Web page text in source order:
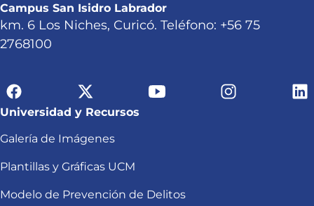
Campus San Isidro Labrador
km. 6 Los Niches, Curicó. Teléfono: +56 75
2768100
Universidad y Recursos
Galería de Imágenes
Plantillas y Gráficas UCM
Modelo de Prevención de Delitos